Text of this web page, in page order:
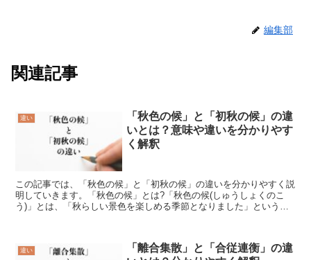
編集部
関連記事
違い
「秋色の候」と「初秋の候」の違
いとは？意味や違いを分かりやす
く解釈
この記事では、「秋色の候」と「初秋の候」の違いを分かりやすく説
明していきます。「秋色の候」とは?「秋色の候(しゅうしょくのこ
う)」とは、「秋らしい景色を楽しめる季節となりました」という時
違い
「離合集散」と「合従連衡」の違